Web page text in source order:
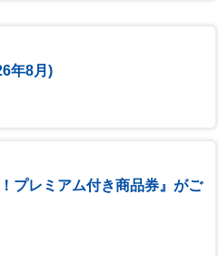
年8月)
プレミアム付き商品券』がご